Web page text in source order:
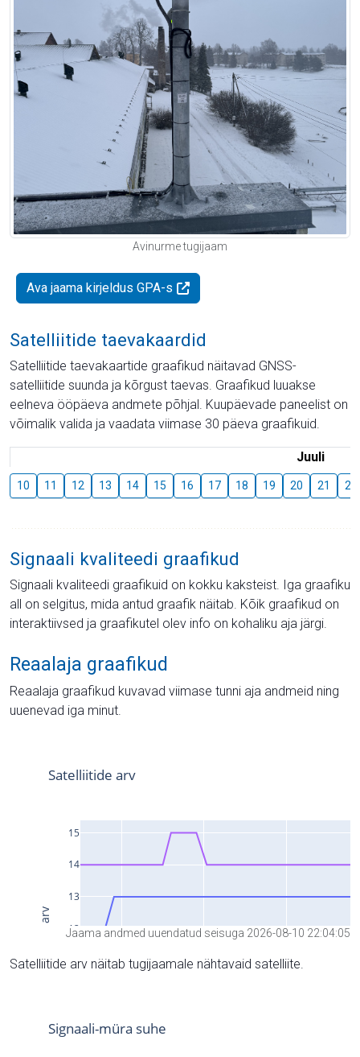
Avinurme tugijaam
Ava jaama kirjeldus GPA-s
Satelliitide taevakaardid
Satelliitide taevakaartide graafikud näitavad GNSS-
satelliitide suunda ja kõrgust taevas. Graafikud luuakse
eelneva ööpäeva andmete põhjal. Kuupäevade paneelist on
võimalik valida ja vaadata viimase 30 päeva graafikuid.
Juuli
10 11 12 13 14 15 16 17 18 19 20 21 22
Signaali kvaliteedi graafikud
Signaali kvaliteedi graafikuid on kokku kaksteist. Iga graafiku
all on selgitus, mida antud graafik näitab. Kõik graafikud on
interaktiivsed ja graafikutel olev info on kohaliku aja järgi.
Reaalaja graafikud
Reaalaja graafikud kuvavad viimase tunni aja andmeid ning
uuenevad iga minut.
Jaama andmed uuendatud seisuga 2026-08-10 22:04:05
Satelliitide arv näitab tugijaamale nähtavaid satelliite.